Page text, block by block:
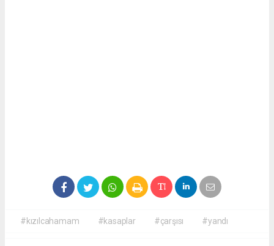
#kızılcahamam #kasaplar #çarşısı #yandı